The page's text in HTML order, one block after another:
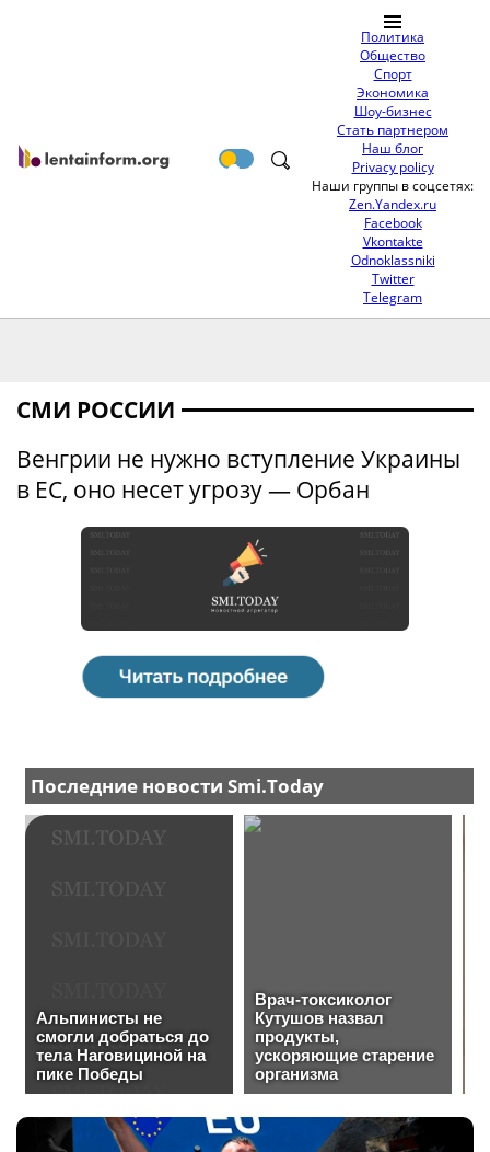
Политика
Общество
Спорт
Экономика
Шоу-бизнес
Стать партнером
Наш блог
Privacy policy
Наши группы в соцсетях:
Zen.Yandex.ru
Facebook
Vkontakte
Odnoklassniki
Twitter
Telegram
СМИ РОССИИ
Венгрии не нужно вступление Украины
в ЕС, оно несет угрозу — Орбан